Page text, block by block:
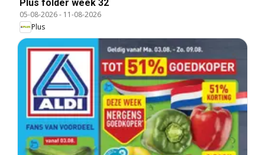
Plus folder week 32
05-08-2026- 11-08-2026
Plus